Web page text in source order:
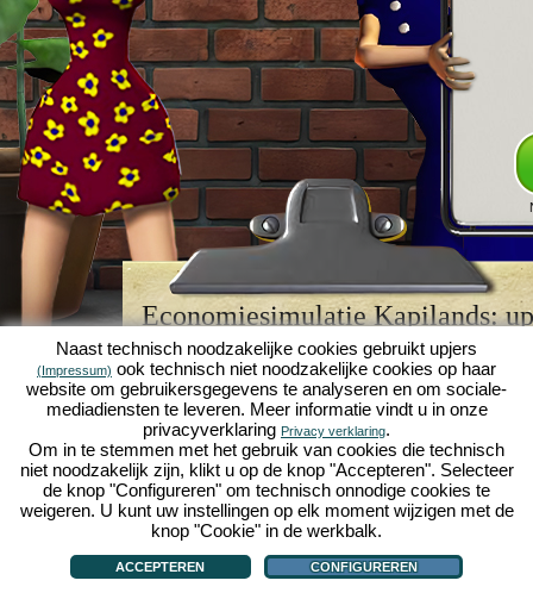
Economiesimulatie Kapilands:
browserspellegende
Kapilands is een van de bestebrowserspellenvan
retrogamevoor fans van economiesimulaties. Het
werd ooit uitgeroepen tot "MMO van het jaar" en is
een genot voor fans van strategische
online
je eigen zakenimperium opbouwen en carrière
economiesimulaties!
Naast technisch noodzakelijke cookies gebruikt upjers
(Impressum) ook technisch niet noodzakelijke cookies op haar
website om gebruikersgegevens te analyseren en om sociale-
mediadiensten te leveren. Meer informatie vindt u in onze
privacyverklaring Privacy verklaring.
Om in te stemmen met het gebruik van cookies die technisch
niet noodzakelijk zijn, klikt u op de knop "Accepteren". Selecteer
de knop "Configureren" om technisch onnodige cookies te
weigeren. U kunt uw instellingen op elk moment wijzigen met de
knop "Cookie" in de werkbalk.
ACCEPTEREN CONFIGUREREN